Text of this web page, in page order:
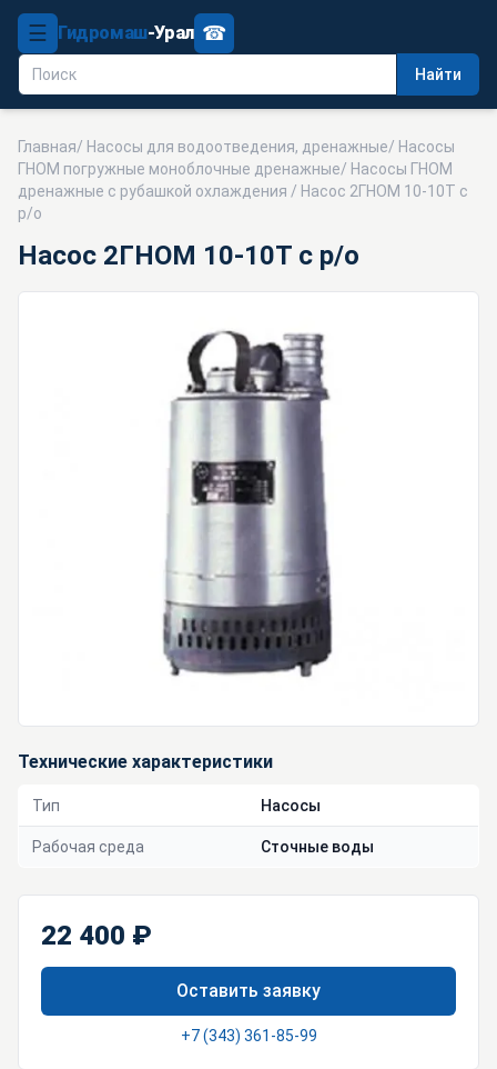
☰ Гидромаш-Урал
Найти
☎
Главная/ Насосы для водоотведения, дренажные/ Насосы
ГНОМ погружные моноблочные дренажные/ Насосы ГНОМ
дренажные с рубашкой охлаждения / Насос 2ГНОМ 10-10Т с
р/о
Насос 2ГНОМ 10-10Т с р/о
Технические характеристики
Тип Насосы
Рабочая среда Сточные воды
22 400 ₽
Оставить заявку
+7 (343) 361-85-99